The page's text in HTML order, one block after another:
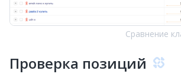
Сравнение
Проверка позиций